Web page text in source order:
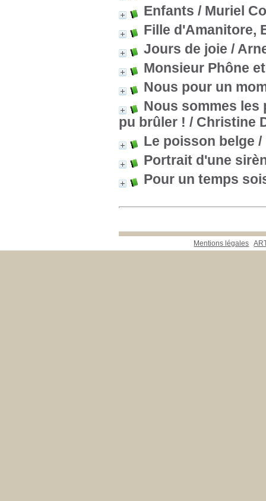
Enfants / Muriel
Fille d'Amanitore,
Jours de joie /
Monsieur Phône
Nous pour un
Nous sommes
pu brûler ! / Christine
Le poisson belge /
Portrait d'une
Pour un temps
Mentions légales